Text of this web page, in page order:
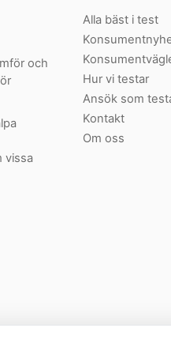
och
vissa
Alla bäst i test
Hur vi testar
Ansök som
Kontakt
Om oss